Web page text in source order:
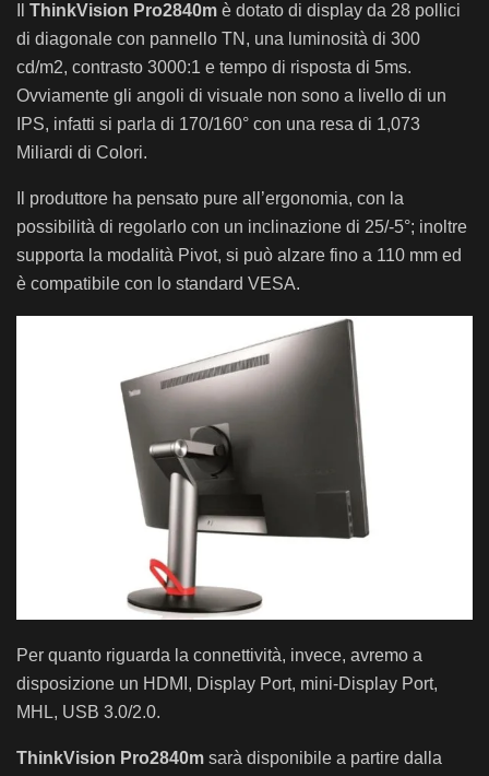
ThinkVision Pro2840m è dotato di display da 28 pollici
di diagonale con pannello TN, una luminosità di 300
cd/m2, contrasto 3000:1 e tempo di risposta di 5ms.
Ovviamente gli angoli di visuale non sono a livello di un
IPS, infatti si parla di 170/160° con una resa di 1,073
Miliardi di Colori.
Il produttore ha pensato pure all’ergonomia, con la
possibilità di regolarlo con un inclinazione di 25/-5°; inoltre
supporta la modalità Pivot, si può alzare fino a 110 mm ed
è compatibile con lo standard VESA.
Per quanto riguarda la connettività, invece, avremo a
disposizione un HDMI, Display Port, mini-Display Port,
MHL, USB 3.0/2.0.
ThinkVision Pro2840m sarà disponibile a partire dalla